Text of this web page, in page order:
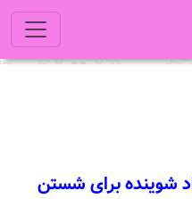
مواد شوینده برای شستن